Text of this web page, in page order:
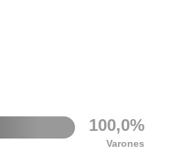
100,0%
Varones